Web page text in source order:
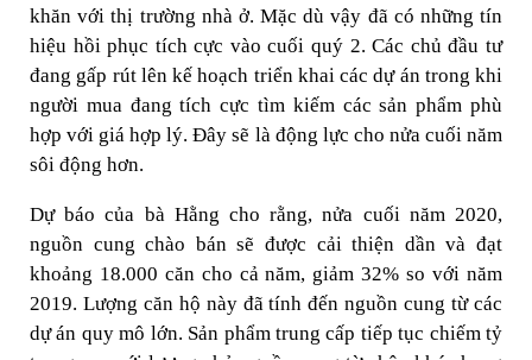
khăn với thị trường nhà ở. Mặc dù vậy đã có những tín
hiệu hồi phục tích cực vào cuối quý 2. Các chủ đầu tư
đang gấp rút lên kế hoạch triển khai các dự án trong khi
người mua đang tích cực tìm kiếm các sản phẩm phù
hợp với giá hợp lý. Đây sẽ là động lực cho nửa cuối năm
sôi động hơn.
Dự báo của bà Hằng cho rằng, nửa cuối năm 2020,
nguồn cung chào bán sẽ được cải thiện dần và đạt
khoảng 18.000 căn cho cả năm, giảm 32% so với năm
2019. Lượng căn hộ này đã tính đến nguồn cung từ các
dự án quy mô lớn. Sản phẩm trung cấp tiếp tục chiếm tỷ